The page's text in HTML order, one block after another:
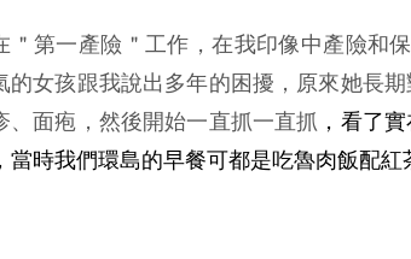
＂第一產險＂工作，在我印像中產險和
的女孩跟我說出多年的困擾，原來她長
、面疱，然後開始一直抓一直抓 ，看了
當時我們環島的早餐可都是吃魯肉飯配紅